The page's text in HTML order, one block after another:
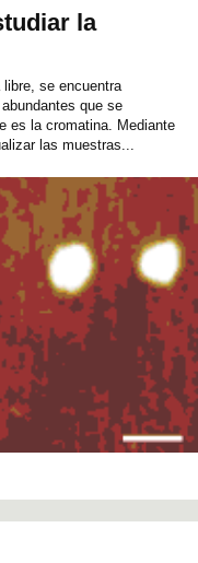
la
se encuentra
que se
es la cromatina. Mediante
las muestras...